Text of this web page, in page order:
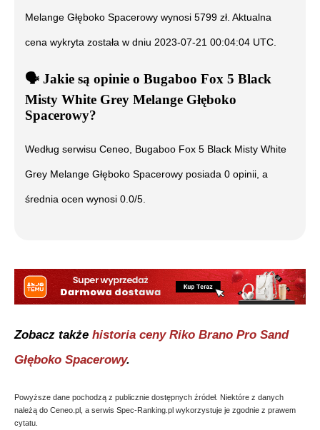
Melange Głęboko Spacerowy wynosi 5799 zł. Aktualna
cena wykryta została w dniu 2023-07-21 00:04:04 UTC
🗣️ ️ Jakie są opinie o Bugaboo Fox 5 Black
Misty White Grey Melange Głęboko
Spacerowy?
Według serwisu Ceneo, Bugaboo Fox 5 Black Misty White
Grey Melange Głęboko Spacerowy posiada 0 opinii, a
średnia ocen wynosi 0.0/5.
Zobacz także historia ceny Riko Brano Pro Sand
Głęboko Spacerowy.
Powyższe dane pochodzą z publicznie dostępnych źródeł. Niektóre z danych
należą do Ceneo.pl, a serwis Spec-Ranking.pl wykorzystuje je zgodnie z prawem
cytatu.